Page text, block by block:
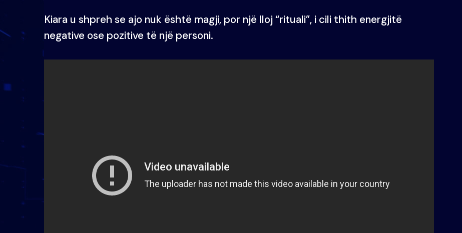
Kiara u shpreh se ajo nuk është magji, por një lloj “rituali”, i cili thith energjitë
negative ose pozitive të një personi.